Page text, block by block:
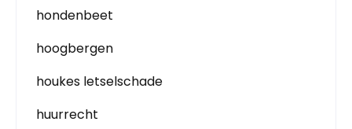
hondenbeet
hoogbergen
houkes letselschade
huurrecht